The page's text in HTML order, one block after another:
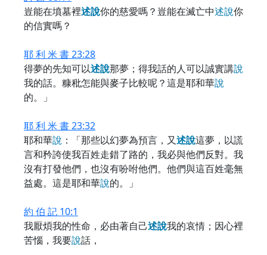
豈能在墳墓裡述說你的慈愛嗎？豈能在滅亡中述說你
的信實嗎？
耶 利 米 書 23:28
得夢的先知可以述說那夢；得我話的人可以誠實講說
我的話。糠秕怎能與麥子比較呢？這是耶和華說
的。」
耶 利 米 書 23:32
耶和華說 ：「那些以幻夢為預言，又述說這夢，以謊
言和矜誇使我百姓走錯了路的，我必與他們反對。我
沒有打發他們，也沒有吩咐他們。他們與這百姓毫無
益處。這是耶和華說的。」
約 伯 記 10:1
我厭煩我的性命，必由著自己述說我的哀情；因心裡
苦惱，我要說話，